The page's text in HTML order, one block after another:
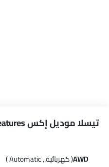
تيسلا موديل إكس Specification & Features
AWD( كهربائية., Automatic )